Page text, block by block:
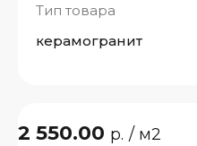
Тип товара
керамогранит
2 550.00 р. / м2